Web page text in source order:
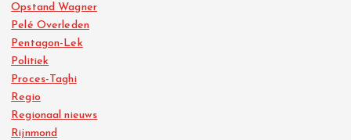
Opstand Wagner
Pelé Overleden
Pentagon-Lek
Politiek
Proces-Taghi
Regio
Regionaal nieuws
Rijnmond